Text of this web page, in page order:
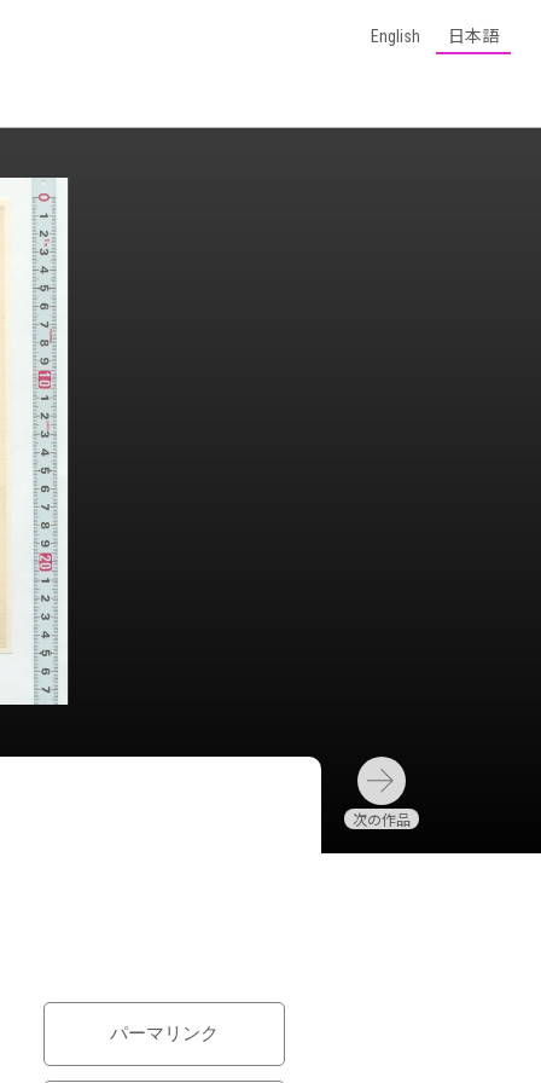
English 日本語
パーマリンク